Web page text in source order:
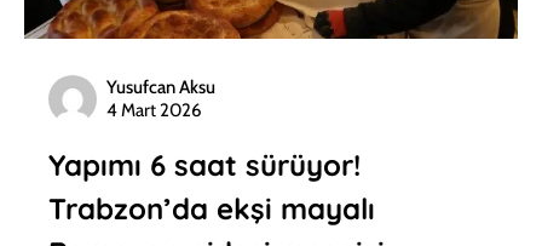
Yusufcan Aksu
4 Mart 2026
Yapımı 6 saat sürüyor!
Trabzon’da ekşi mayalı